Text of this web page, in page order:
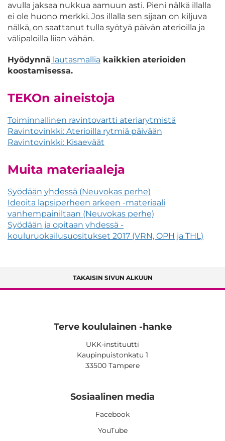
avulla jaksaa nukkua aamuun asti. Pieni nälkä illalla
ei ole huono merkki. Jos illalla sen sijaan on kiljuva
nälkä, on saattanut tulla syötyä päivän aterioilla ja
välipaloilla liian vähän.
Hyödynnä lautasmallia kaikkien aterioiden
koostamisessa.
TEKOn aineistoja
Toiminnallinen ravintovartti ateriarytmistä
Ravintovinkki: Aterioilla rytmiä päivään
Ravintovinkki: Kisaeväät
Muita materiaaleja
Syödään yhdessä (Neuvokas perhe)
Ideoita lapsiperheen arkeen -materiaali
vanhempainiltaan (Neuvokas perhe)
Syödään ja opitaan yhdessä -
kouluruokailusuositukset 2017 (VRN, OPH ja THL)
TAKAISIN SIVUN ALKUUN
Terve koululainen -hanke
UKK-instituutti
Kaupinpuistonkatu 1
33500 Tampere
Sosiaalinen media
Facebook
YouTube